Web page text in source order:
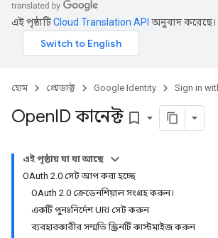
এই পৃষ্ঠাটিCloud Translation API অনুবাদ করেছে।
হোম প্রোডাক্ট Google Identity Sign in
OpenID কানেক্ট bookmark_border
এই পৃষ্ঠায় যা যা আছে
OAuth 2.0 সেট আপ করা হচ্ছে
OAuth 2.0 ক্রেডেনশিয়াল সংগ্রহ করুন।
একটি পুনঃনির্দেশ URI সেট করুন
ব্যবহারকারীর সম্মতি স্ক্রিনটি কাস্টমাইজ করুন